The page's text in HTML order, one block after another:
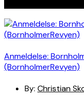
Anmeldelse:
(BornholmerRevyen)
By: Christian